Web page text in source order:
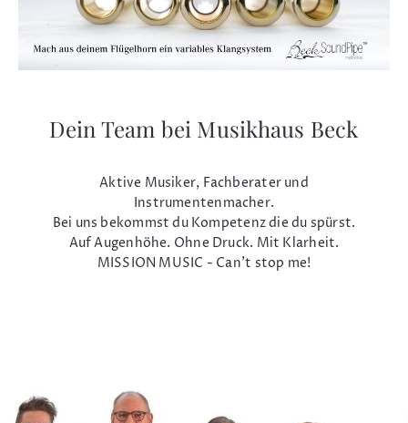
Dein Team bei Musikhaus Beck
Aktive Musiker, Fachberater und
Instrumentenmacher.
Bei uns bekommst du Kompetenz die du spürst.
Auf Augenhöhe. Ohne Druck. Mit Klarheit.
MISSION MUSIC - Can't stop me!